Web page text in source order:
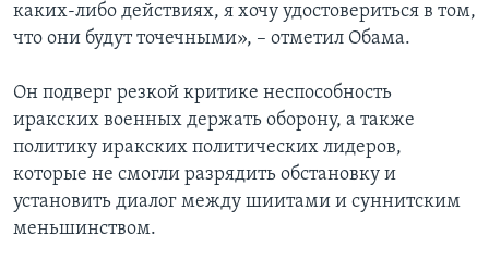
каких-либо действиях, я хочу удостовериться в том,
что они будут точечными», – отметил Обама.
Он подверг резкой критике неспособность
иракских военных держать оборону, а также
политику иракских политических лидеров,
которые не смогли разрядить обстановку и
установить диалог между шиитами и суннитским
меньшинством.